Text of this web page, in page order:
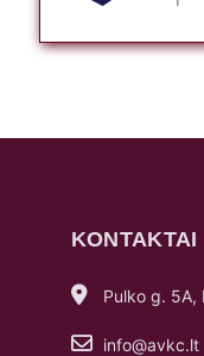
KONTAKTAI
Pulko g. 5A,
info@avkc.lt